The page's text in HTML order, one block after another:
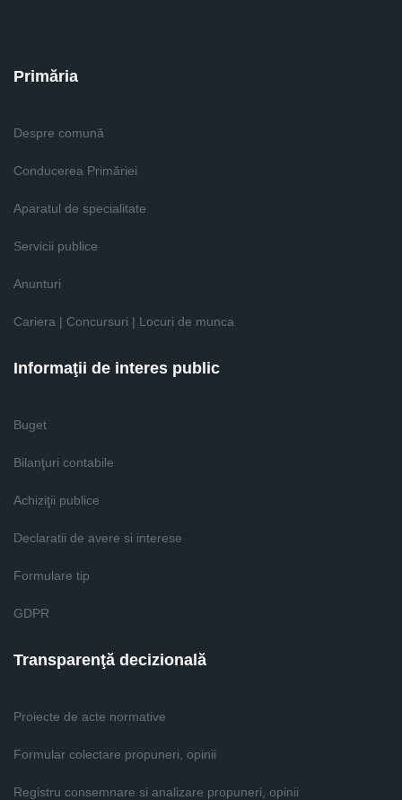
Primăria
Despre comună
Conducerea Primăriei
Aparatul de specialitate
Servicii publice
Anunturi
Cariera | Concursuri | Locuri de munca
Informaţii de interes public
Buget
Bilanţuri contabile
Achiziţii publice
Declaratii de avere si interese
Formulare tip
GDPR
Transparenţă decizională
Proiecte de acte normative
Formular colectare propuneri, opinii
Registru consemnare si analizare propuneri, opinii